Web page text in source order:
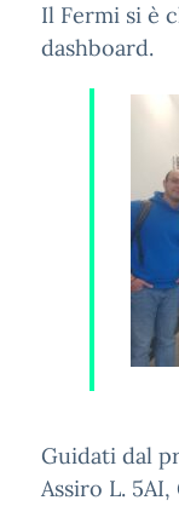
Il Fermi si è
dashboard.
Guidati dal
Assiro L.